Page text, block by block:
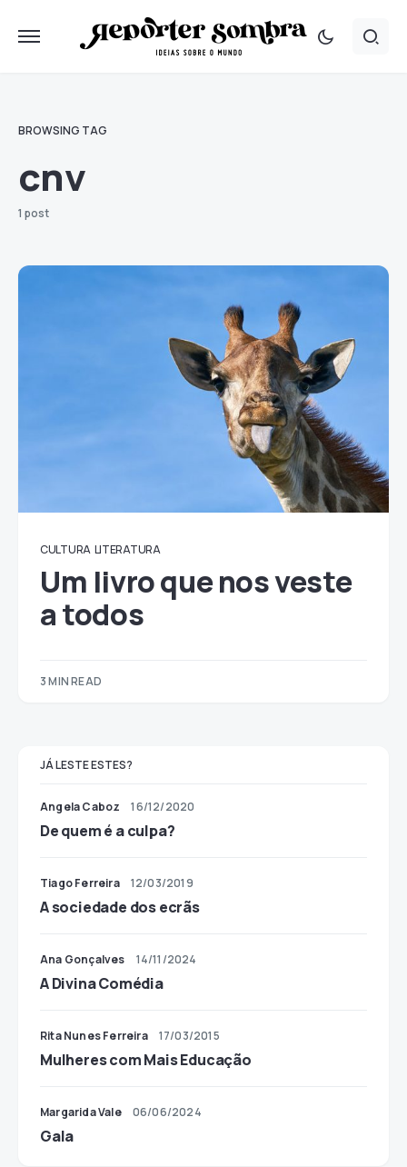
BROWSING TAG
cnv
1 post
CULTURA LITERATURA
Um livro que nos veste
a todos
3 MIN READ
JÁ LESTE ESTES?
Angela Caboz 16/12/2020
De quem é a culpa?
Tiago Ferreira 12/03/2019
A sociedade dos ecrãs
Ana Gonçalves 14/11/2024
A Divina Comédia
Rita Nunes Ferreira 17/03/2015
Mulheres com Mais Educação
Margarida Vale 06/06/2024
Gala